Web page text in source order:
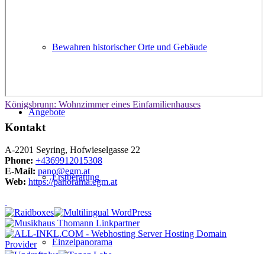
Bewahren historischer Orte und Gebäude
Angebote
Erstberatung
Einzelpanorama
Königsbrunn: Wohnzimmer eines Einfamilienhauses
Kontakt
A-2201 Seyring, Hofwieselgasse 22
Phone: +4369912015308
E-Mail: pano@egm.at
Web: https://panorama.egm.at